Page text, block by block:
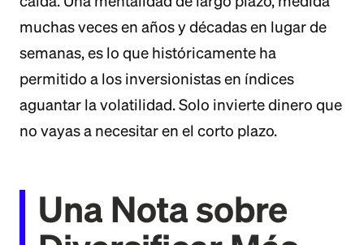
muchas veces en años y décadas en lugar de
semanas, es lo que históricamente ha
permitido a los inversionistas en índices
aguantar la volatilidad. Solo invierte dinero que
no vayas a necesitar en el corto plazo.
Una Nota sobre